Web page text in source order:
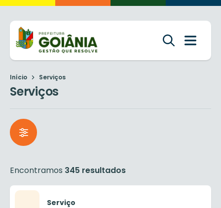
Início Serviços
Serviços
Encontramos 345 resultados
Serviço